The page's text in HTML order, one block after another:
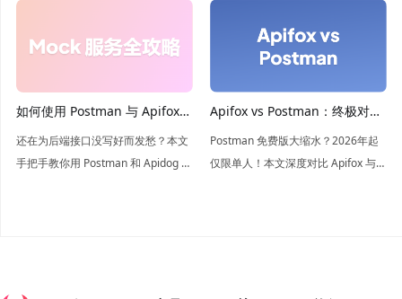
借强大的团队协作与无限制测试成为
异，帮你根据团队需求锁定最佳自动
化测试方案！
如何使用 Postman 与 Apifox
创建 mock 服务端？
还在为后端接口没写好而发愁？本文
手把手教你用 Postman 和 Apidog 搭
Apifox vs Postman：终极对比
指南
Postman 免费版大缩水？2026年起
仅限单人！本文深度对比 Apifox 与